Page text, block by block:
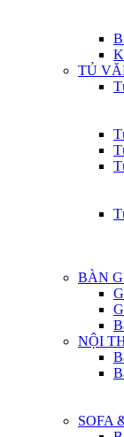
TỦ
BÀN
NỘI
SOFA